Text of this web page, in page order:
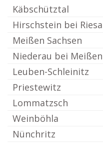
Käbschütztal
Hirschstein bei Riesa
Meißen Sachsen
Niederau bei Meißen
Leuben-Schleinitz
Priestewitz
Lommatzsch
Weinböhla
Nünchritz